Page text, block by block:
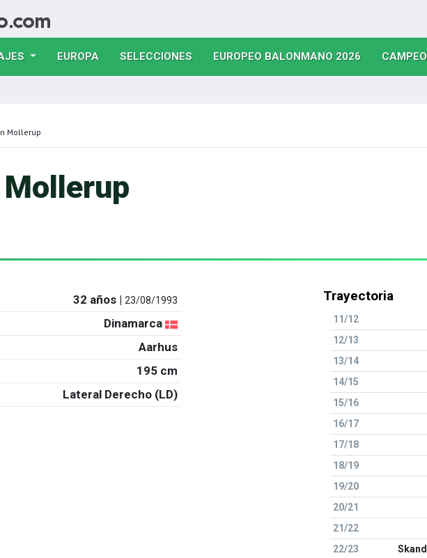
EUROPA(CURRENT)
SELECCIONES(CURRENT)
EUROPEO BALONMANO 2026(CURRENT)
Mollerup
Mollerup
32 años |23/08/1993
Dinamarca
Aarhus
195 cm
Lateral Derecho (LD)
Trayectoria
11/12
12/13
13/14
14/15
15/16
16/17
17/18
18/19
19/20
20/21
21/22
22/23